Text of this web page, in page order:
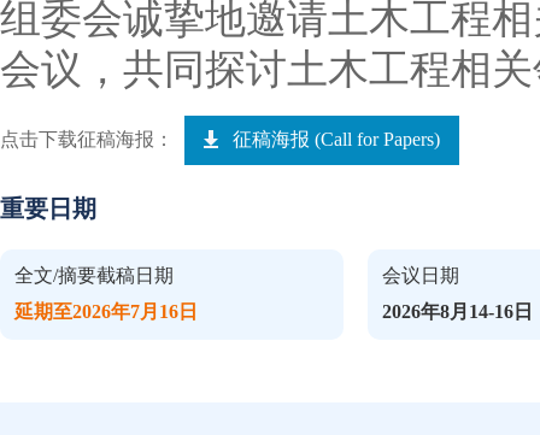
组委会诚挚地邀请土木工程
会议，共同探讨土木工程相
点击下载征稿海报： 征稿海报 (Call for Papers)
重要日期
全文/摘要截稿日期
延期至2026年7月16日
会议日期
2026年8月14-16日